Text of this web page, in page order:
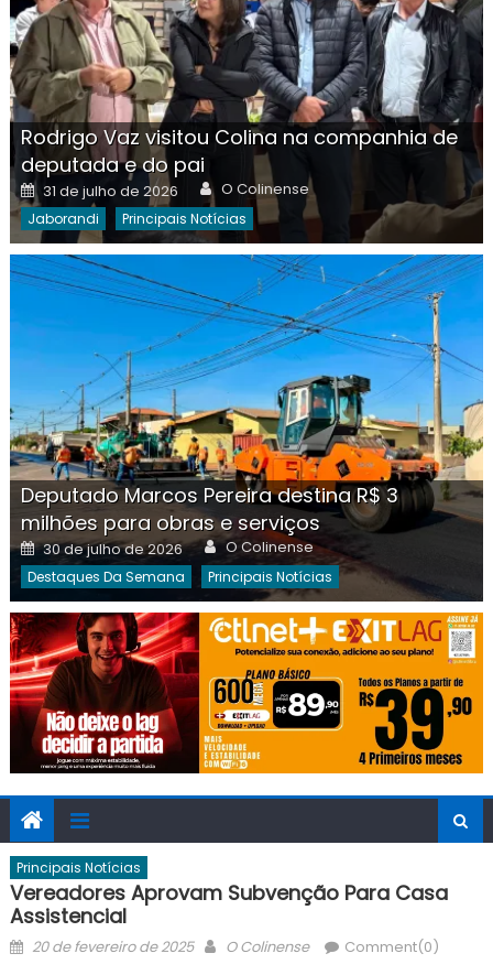
Rodrigo Vaz visitou Colina na companhia de
deputada e do pai
Posted
on
31 de julho de 2026 Author
O Colinense
Jaborandi Principais Notícias
Deputado Marcos Pereira destina R$ 3
milhões para obras e serviços
Posted
on
30 de julho de 2026 Author
O Colinense
Destaques Da Semana Principais Notícias
Principais Notícias
Vereadores Aprovam Subvenção Para Casa
Assistencial
Posted
20 de fevereiro de 2025 Author
O Colinense Comment(0)